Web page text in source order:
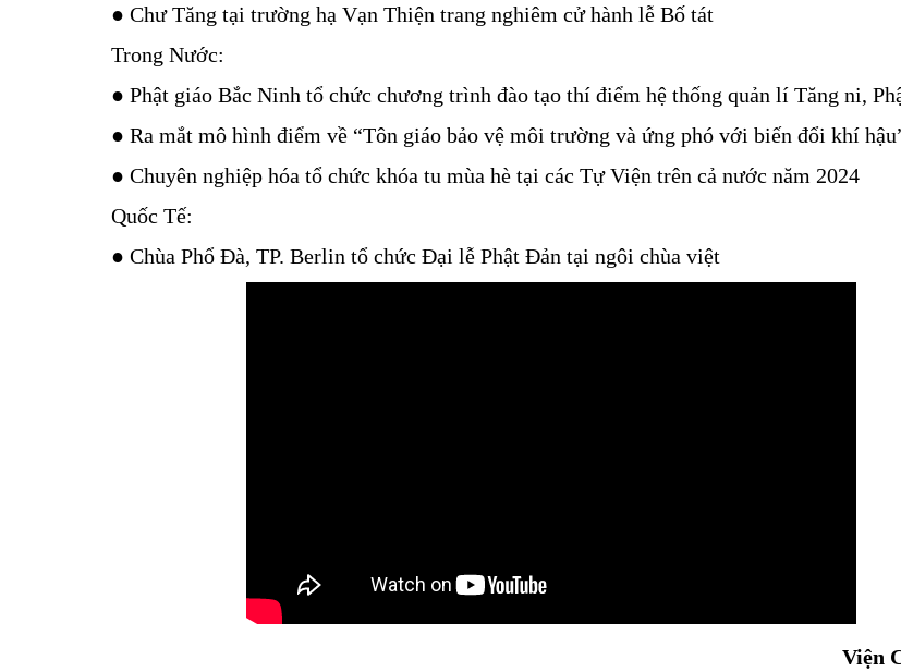
● Chư Tăng tại trường hạ Vạn Thiện trang nghiêm cử hành lễ Bố tát
Trong Nước:
● Phật giáo Bắc Ninh tổ chức chương trình đào tạo thí điểm hệ thống quản lí Tăng ni,
● Ra mắt mô hình điểm về “Tôn giáo bảo vệ môi trường và ứng phó với biến đổi khí
● Chuyên nghiệp hóa tổ chức khóa tu mùa hè tại các Tự Viện trên cả nước năm 2024
Quốc Tế:
● Chùa Phổ Đà, TP. Berlin tổ chức Đại lễ Phật Đản tại ngôi chùa việt
Viện